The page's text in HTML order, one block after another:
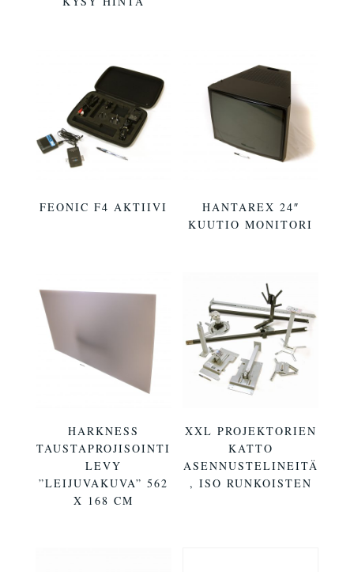
FEONIC F4 AKTIIVI
HANTAREX 24″
KUUTIO MONITORI
HARKNESS
TAUSTAPROJISOINTI
LEVY
”LEIJUVAKUVA” 562
X 168 CM
XXL PROJEKTORIEN
KATTO
ASENNUSTELINEITÄ
, ISO RUNKOISTEN